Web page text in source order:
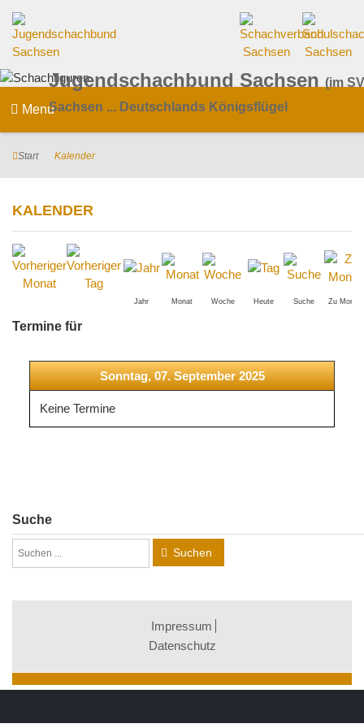
Jugendschachbund Sachsen (im
Sachsen ... Deutschlands Königsflügel
Menu
Start Kalender
KALENDER
Jahr Monat Woche Heute Suche Zu Monat
Termine für
Sonntag, 07. September 2025
Keine Termine
Suche
Suchen
Impressum
Datenschutz